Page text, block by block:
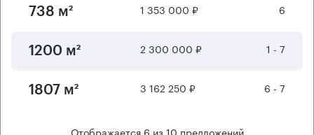
738 м² 1 353 000 ₽ 6
1200 м² 2 300 000 ₽ 1 - 7
1807 м² 3 162 250 ₽ 6 - 7
Отображается 6 из10 предложений